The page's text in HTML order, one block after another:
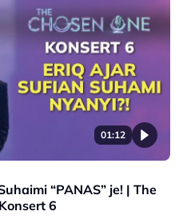
01:12
“PANAS” je! | The
6